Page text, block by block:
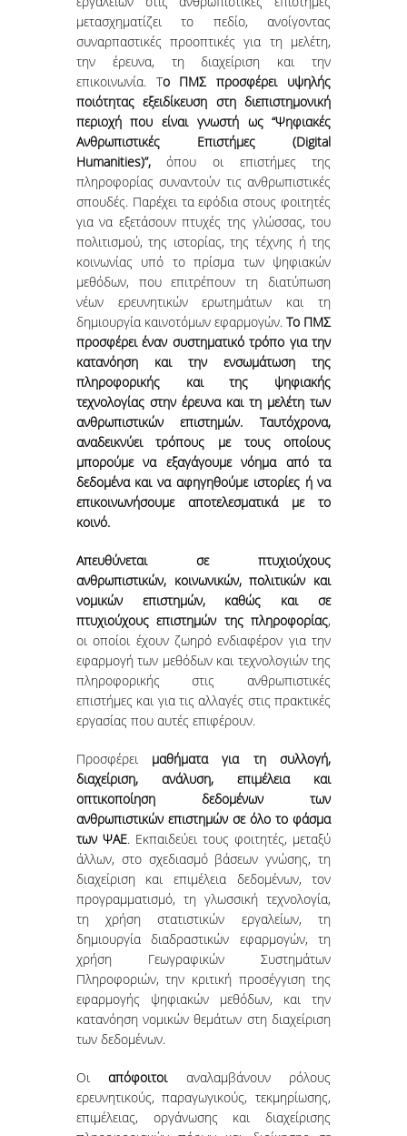
ΔΙΑΡΘΡΩΣΗ
ΜΑΘΗΜΑΤΑ
ΔΙΠΛΩΜΑΤΙΚΗ ΕΡΓΑΣΙΑ
ΕΞΕΤΑΣΕΙΣ
ΩΡΟΛΟΓΙΟ ΠΡΟΓΡΑΜΜΑ
ΑΚΑΔΗΜΑΪΚΟ ΗΜΕΡΟΛΟΓΙΟ
ΚΑΡΙΕΡΑ
ΠΡΟΟΠΤΙΚΕΣ ΑΠΑΣΧΟΛΗΣΗΣ
ΕΙΠΑΝ ΓΙΑ ΕΜΑΣ
ΣΥΝΕΡΓΑΣΙΕΣ
ΕΔΡΑ UNESCO
ΕΝΔΕΙΚΤΙΚΕΣ ΣΥΝΕΡΓΑΣΙΕΣ
ΝΕΑ
ΕΠΙΣΤΗΜΟΝΙΚΕΣ ΔΗΜΟΣΙΕΥΣΕΙΣ ΜΕ
ΦΟΙΤΗΤΕΣ
ΨΗΦΙΑΚΕΣ ΥΠΗΡΕΣΙΕΣ
E-ΓΡΑΜΜΑΤΕΙΑ
E-CLASS
ΒΙΒΛΙΟΘΗΚΗ
WEBMAIL
ΔΙΑΔΙΚΤΥΑΚΗ ΒΟΗΘΕΙΑ
ΕΠΙΚΟΙΝΩΝΙΑ
ΦΟΡΜΑ ΥΠΟΒΟΛΗΣ ΣΥΣΤΑΣΕΩΝ/
ΠΑΡΑΠΟΝΩΝ
μετασχηματίζει το πεδίο, ανοίγοντας
συναρπαστικές προοπτικές για τη μελέτη,
την έρευνα, τη διαχείριση και την
επικοινωνία. ΤοΠΜΣ προσφέρει υψηλής
ποιότητας εξειδίκευση στη διεπιστημονική
περιοχή που είναι γνωστή ως “Ψηφιακές
Ανθρωπιστικές Επιστήμες (Digital
Humanities)”,όπου οι επιστήμες της
πληροφορίας συναντούν τις ανθρωπιστικές
σπουδές. Παρέχει τα εφόδια στους φοιτητές
για να εξετάσουν πτυχές της γλώσσας, του
πολιτισμού, της ιστορίας, της τέχνης ή της
κοινωνίας υπό το πρίσμα των ψηφιακών
μεθόδων, που επιτρέπουν τη διατύπωση
νέων ερευνητικών ερωτημάτων και τη
δημιουργία καινοτόμων εφαρμογών.Το ΠΜΣ
προσφέρει έναν συστηματικό τρόπο για την
κατανόηση και την ενσωμάτωση της
πληροφορικής και της ψηφιακής
τεχνολογίας στην έρευνα και τη μελέτη των
ανθρωπιστικών επιστημών. Ταυτόχρονα,
αναδεικνύει τρόπους με τους οποίους
μπορούμε να εξαγάγουμε νόημα από τα
δεδομένα και να αφηγηθούμε ιστορίες ή να
επικοινωνήσουμε αποτελεσματικά με το
κοινό.
Απευθύνεται σε πτυχιούχους
ανθρωπιστικών, κοινωνικών, πολιτικών και
νομικών επιστημών, καθώς και σε
πτυχιούχους επιστημών της πληροφορίας,
οι οποίοι έχουν ζωηρό ενδιαφέρον για την
εφαρμογή των μεθόδων και τεχνολογιών της
πληροφορικής στις ανθρωπιστικές
επιστήμες και για τις αλλαγές στις πρακτικές
εργασίας που αυτές επιφέρουν.
Προσφέρει μαθήματα για τη συλλογή,
διαχείριση, ανάλυση, επιμέλεια και
οπτικοποίηση δεδομένων των
ανθρωπιστικών επιστημών σε όλο το φάσμα
των ΨΑΕ. Εκπαιδεύει τους φοιτητές, μεταξύ
άλλων, στο σχεδιασμό βάσεων γνώσης, τη
διαχείριση και επιμέλεια δεδομένων, τον
προγραμματισμό, τη γλωσσική τεχνολογία,
τη χρήση στατιστικών εργαλείων, τη
δημιουργία διαδραστικών εφαρμογών, τη
χρήση Γεωγραφικών Συστημάτων
Πληροφοριών, την κριτική προσέγγιση της
εφαρμογής ψηφιακών μεθόδων, και την
κατανόηση νομικών θεμάτων στη διαχείριση
των δεδομένων.
Οιαπόφοιτοι αναλαμβάνουν ρόλους
ερευνητικούς, παραγωγικούς, τεκμηρίωσης,
επιμέλειας, οργάνωσης και διαχείρισης